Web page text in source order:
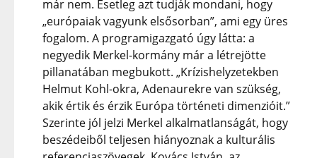
már nem. Esetleg azt tudják mondani, hogy
„európaiak vagyunk elsősorban”, ami egy üres
fogalom. A programigazgató úgy látta: a
negyedik Merkel-kormány már a létrejötte
pillanatában megbukott. „Krízishelyzetekben
Helmut Kohl-okra, Adenaurekre van szükség,
akik értik és érzik Európa történeti dimenzióit.”
Szerinte jól jelzi Merkel alkalmatlanságát, hogy
beszédeiből teljesen hiányoznak a kulturális